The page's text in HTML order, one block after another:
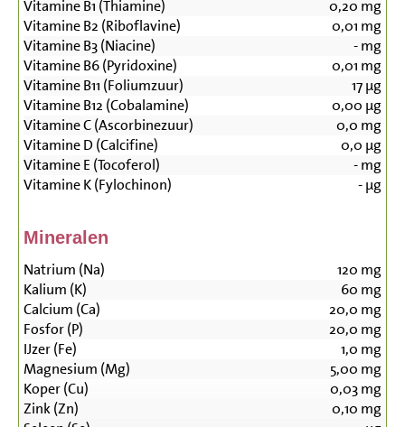
Vitamine B1 (Thiamine)
0,20 mg
Vitamine B2 (Riboflavine)
0,01 mg
Vitamine B3 (Niacine)
-mg
Vitamine B6 (Pyridoxine)
0,01 mg
Vitamine B11 (Foliumzuur)
17µg
Vitamine B12 (Cobalamine)
0,00 µg
Vitamine C (Ascorbinezuur)
0,0 mg
Vitamine D (Calcifine)
0,0 µg
Vitamine E (Tocoferol)
-mg
Vitamine K (Fylochinon)
-µg
Mineralen
Natrium (Na) 120 mg
Kalium (K)
60 mg
Calcium (Ca)
20,0 mg
Fosfor (P)
20,0 mg
IJzer (Fe)
1,0 mg
Magnesium (Mg)
5,00 mg
Koper (Cu)
0,03mg
Zink (Zn)
0,10 mg